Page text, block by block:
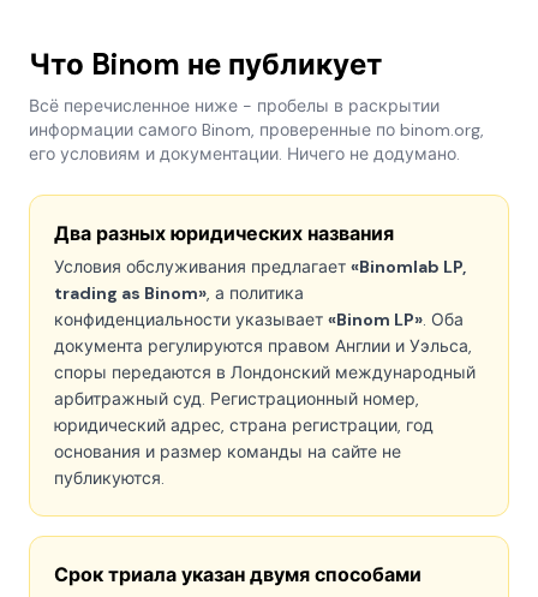
Что Binom не публикует
Всё перечисленное ниже - пробелы в раскрытии
информации самого Binom, проверенные по binom.org,
его условиям и документации. Ничего не додумано.
Два разных юридических названия
Условия обслуживания предлагает «Binomlab LP,
trading as Binom», а политика
конфиденциальности указывает «Binom LP». Оба
документа регулируются правом Англии и Уэльса,
споры передаются в Лондонский международный
арбитражный суд. Регистрационный номер,
юридический адрес, страна регистрации, год
основания и размер команды на сайте не
публикуются.
Срок триала указан двумя способами